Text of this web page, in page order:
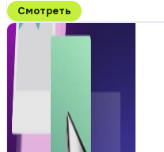
Смотреть